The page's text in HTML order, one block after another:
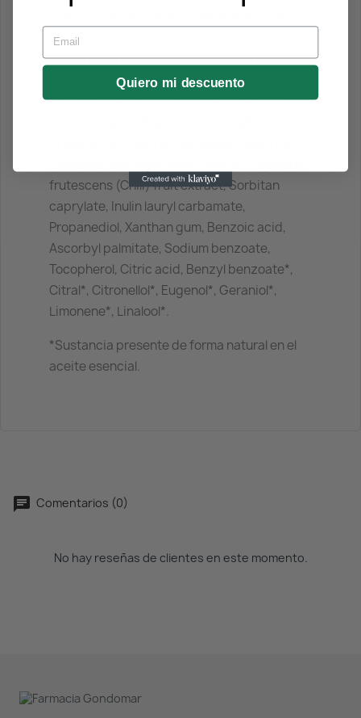
herb oil, Helianthus annuus seed wax,
Glyceryl behenate, Gaultheria fragrantissima
leaf oil, Melaleuca cajeputi oil, Vanillyl butyl
Ether, Cetearyl glucoside, 1,2-Hexanediol,
frutescens (Chili) fruit extract, Sorbitan
caprylate, Inulin lauryl carbamate,
Propanediol, Xanthan gum, Benzoic acid,
Ascorbyl palmitate, Sodium benzoate,
Tocopherol, Citric acid, Benzyl benzoate*,
Citral*, Citronellol*, Eugenol*, Geraniol*,
Limonene*, Linalool*.
*Sustancia presente de forma natural en el
aceite esencial.
Comentarios (0)
No hay reseñas de clientes en este momento.
Email
Quiero mi descuento